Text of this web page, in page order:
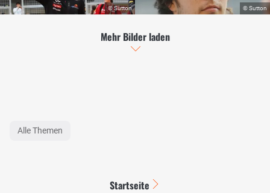
Mehr Bilder laden
Alle Themen
Startseite